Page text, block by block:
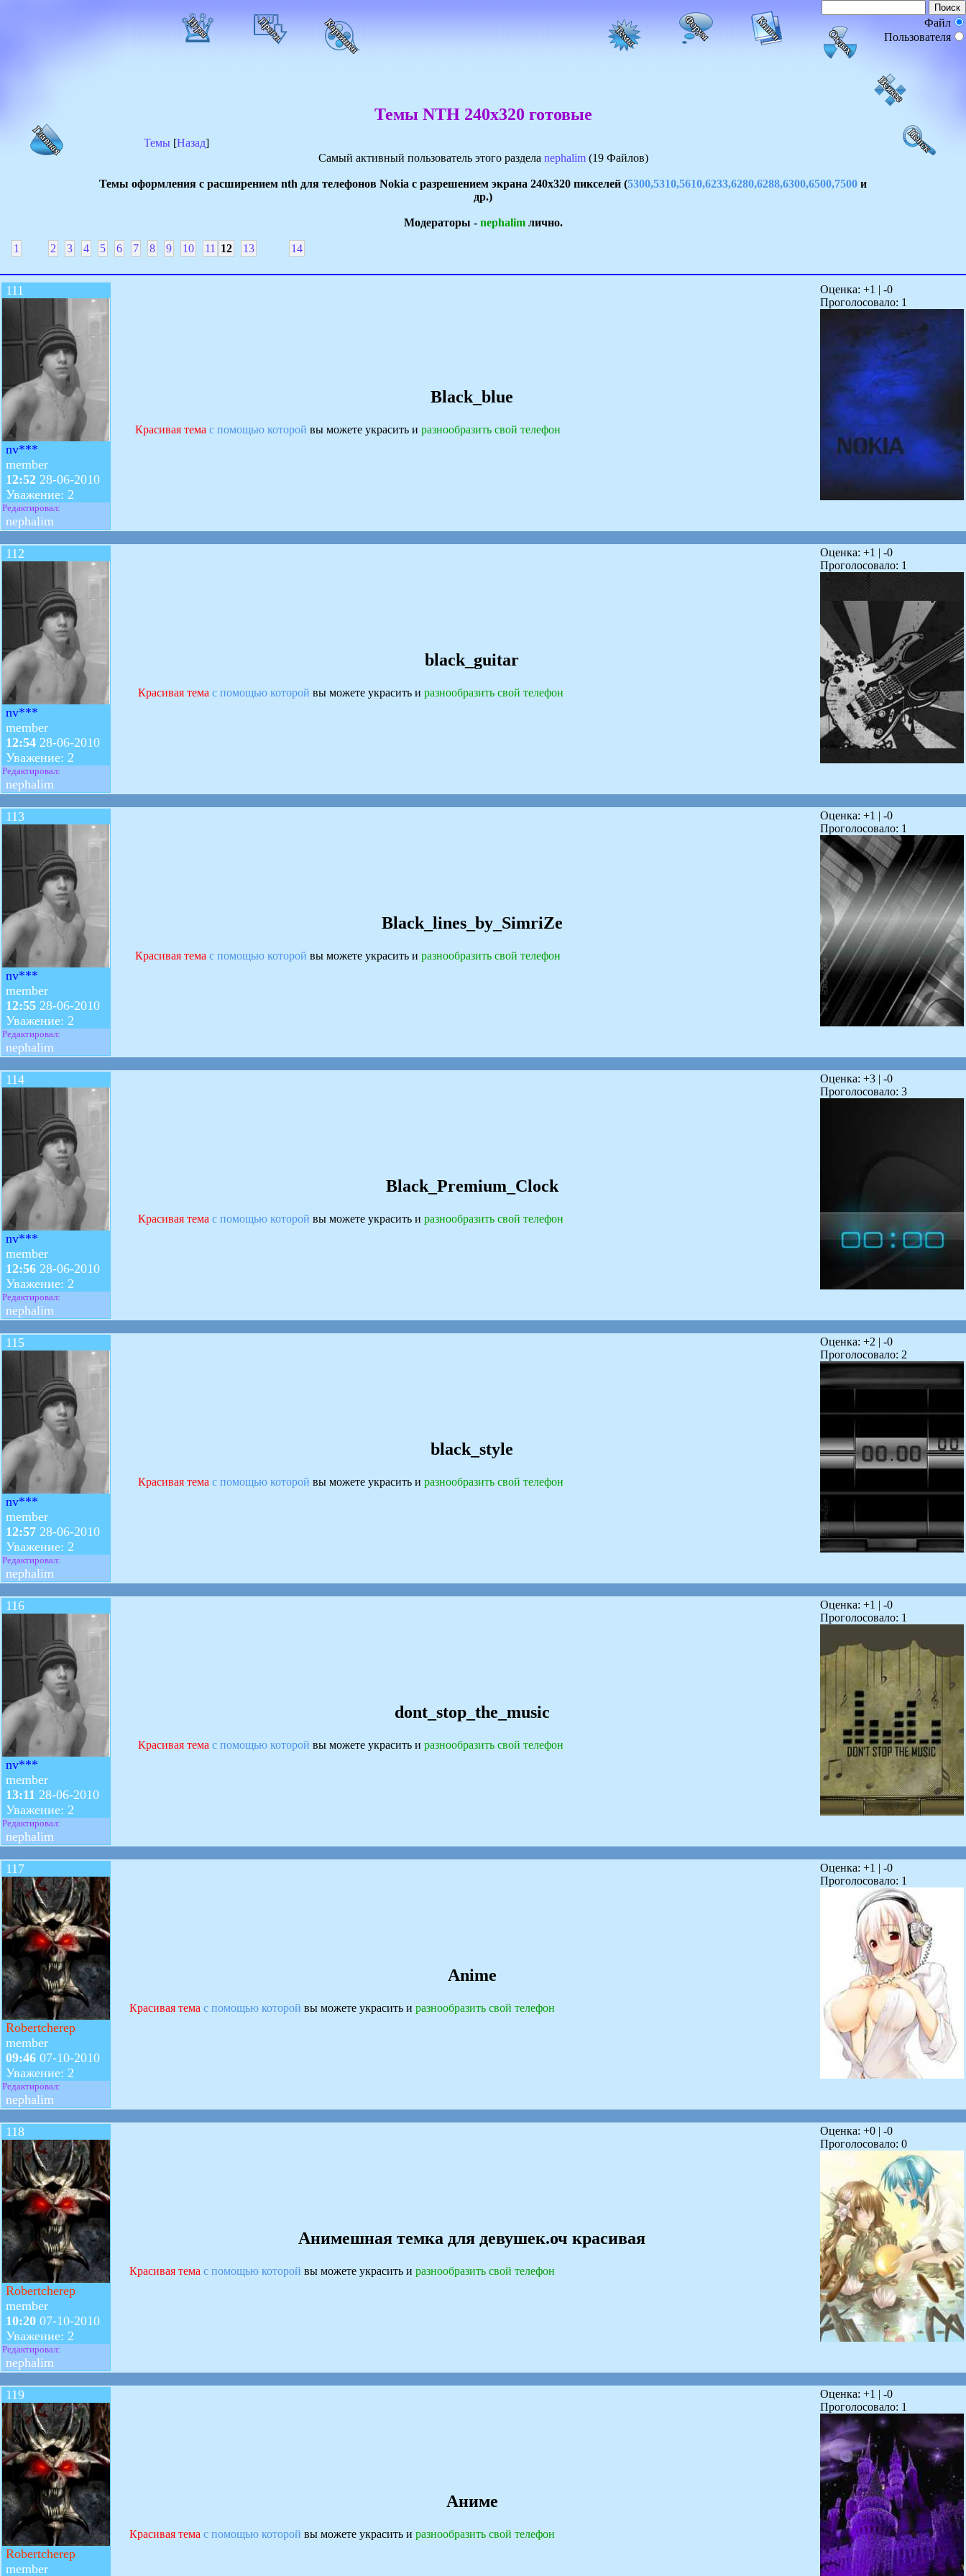
Файл
Пользователя
Темы [Назад]
Темы NTH 240x320 готовые
Самый активный пользователь этого раздела nephalim(19 Файлов)
Темы оформления с расширением nth для телефонов Nokia с разрешением экрана 240x320 пикселей (5300,5310,5610,6233,6280,6288,6300,6500,7500 и
др.)
Модераторы - nephalim лично.
1 2 3 4 5 6 7 8 9 10 11 12 13 14
111
nv***
member
12:52 28-06-2010
Уважение: 2
Редактировал:
nephalim
Black_blue
Красивая тема с помощью которой вы можете украсить и разнообразить свой телефон
Оценка: +1 | -0
Проголосовало: 1
112
nv***
member
12:54 28-06-2010
Уважение: 2
Редактировал:
nephalim
black_guitar
Красивая тема с помощью которой вы можете украсить и разнообразить свой телефон
Оценка: +1 | -0
Проголосовало: 1
113
nv***
member
12:55 28-06-2010
Уважение: 2
Редактировал:
nephalim
Black_lines_by_SimriZe
Красивая тема с помощью которой вы можете украсить и разнообразить свой телефон
Оценка: +1 | -0
Проголосовало: 1
114
nv***
member
12:56 28-06-2010
Уважение: 2
Редактировал:
nephalim
Black_Premium_Clock
Красивая тема с помощью которой вы можете украсить и разнообразить свой телефон
Оценка: +3 | -0
Проголосовало: 3
115
nv***
member
12:57 28-06-2010
Уважение: 2
Редактировал:
nephalim
black_style
Красивая тема с помощью которой вы можете украсить и разнообразить свой телефон
Оценка: +2 | -0
Проголосовало: 2
116
nv***
member
13:11 28-06-2010
Уважение: 2
Редактировал:
nephalim
dont_stop_the_music
Красивая тема с помощью которой вы можете украсить и разнообразить свой телефон
Оценка: +1 | -0
Проголосовало: 1
117
Robertcherep
member
09:46 07-10-2010
Уважение: 2
Редактировал:
nephalim
Anime
Красивая тема с помощью которой вы можете украсить и разнообразить свой телефон
Оценка: +1 | -0
Проголосовало: 1
118
Robertcherep
member
10:20 07-10-2010
Уважение: 2
Редактировал:
nephalim
Анимешная темка для девушек.оч красивая
Красивая тема с помощью которой вы можете украсить и разнообразить свой телефон
Оценка: +0 | -0
Проголосовало: 0
119
Robertcherep
member
Аниме
Красивая тема с помощью которой вы можете украсить и разнообразить свой телефон
Оценка: +1 | -0
Проголосовало: 1